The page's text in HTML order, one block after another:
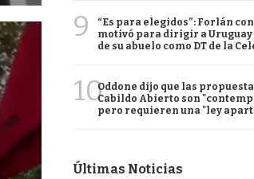
9
“Es para elegidos”: Forlán
motivó para dirigir a Uruguay
de su abuelo como DT de la
10Oddone dijo que las
Cabildo Abierto son
pero requieren una "ley
Últimas Noticias